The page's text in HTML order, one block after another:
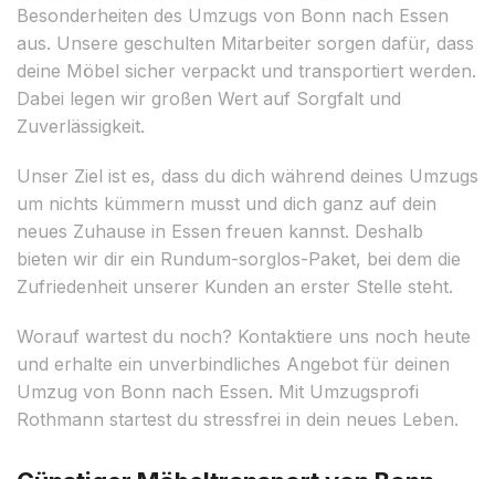
Besonderheiten des Umzugs von Bonn nach Essen
aus. Unsere geschulten Mitarbeiter sorgen dafür, dass
deine Möbel sicher verpackt und transportiert werden.
Dabei legen wir großen Wert auf Sorgfalt und
Zuverlässigkeit.
Unser Ziel ist es, dass du dich während deines Umzugs
um nichts kümmern musst und dich ganz auf dein
neues Zuhause in Essen freuen kannst. Deshalb
bieten wir dir ein Rundum-sorglos-Paket, bei dem die
Zufriedenheit unserer Kunden an erster Stelle steht.
Worauf wartest du noch? Kontaktiere uns noch heute
und erhalte ein unverbindliches Angebot für deinen
Umzug von Bonn nach Essen. Mit Umzugsprofi
Rothmann startest du stressfrei in dein neues Leben.